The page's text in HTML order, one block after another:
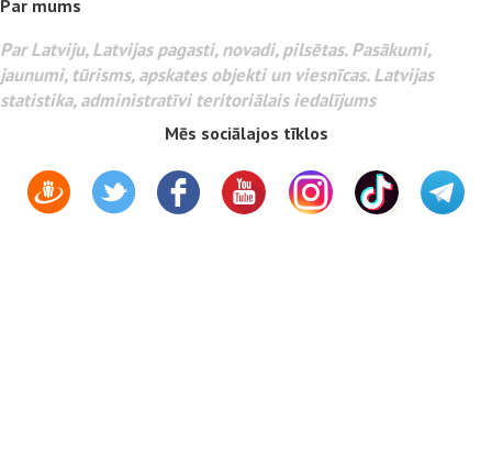
Par mums
Par Latviju, Latvijas pagasti, novadi, pilsētas. Pasākumi,
jaunumi, tūrisms, apskates objekti un viesnīcas. Latvijas
statistika, administratīvi teritoriālais iedalījums
Mēs sociālajos tīklos